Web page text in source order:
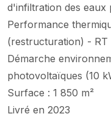
d'infiltration des eaux
Performance
(restructuration) - RT
Démarche
photovoltaïques (10
Surface : 1 850 m²
Livré en 2023